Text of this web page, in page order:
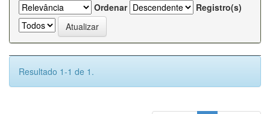
Ordenar
Registro(s)
Resultado 1-1 de 1.